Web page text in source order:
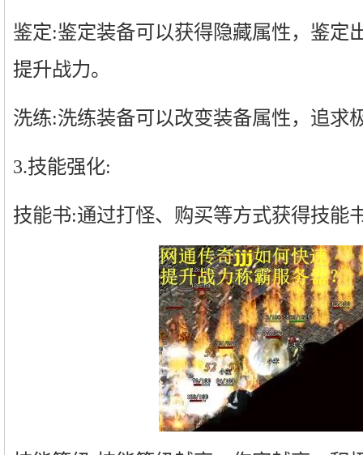
鉴定:鉴定装备可以获得隐藏属性，鉴定
提升战力。
洗练:洗练装备可以改变装备属性，追求
3.技能强化:
技能书:通过打怪、购买等方式获得技能